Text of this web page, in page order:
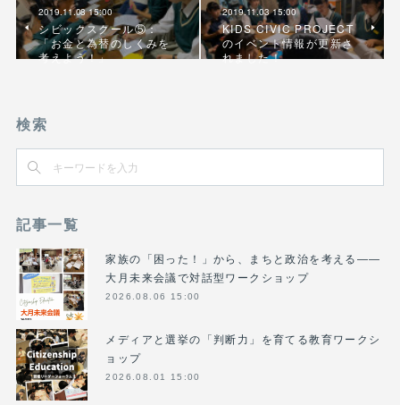
2019.11.08 15:00
シビックスクール⑤：
「お金と為替のしくみを
考えよう！」
2019.11.03 15:00
KIDS CIVIC PROJECT
のイベント情報が更新さ
れました！
検索
記事一覧
家族の「困った！」から、まちと政治を考える――
大月未来会議で対話型ワークショップ
2026.08.06 15:00
メディアと選挙の「判断力」を育てる教育ワークシ
ョップ
2026.08.01 15:00